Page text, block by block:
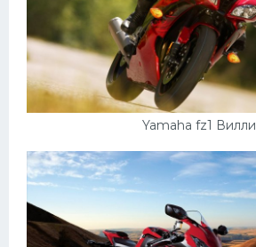
Yamaha fz1 Вилли
Категории
Разное
Автомобили
УРАЛ
Ниссан
Пежо